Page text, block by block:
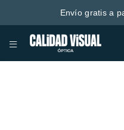
Envío gratis a
CALIDAD